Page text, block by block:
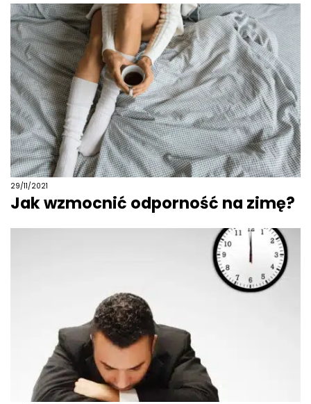
29/11/2021
Jak wzmocnić odporność na zimę?